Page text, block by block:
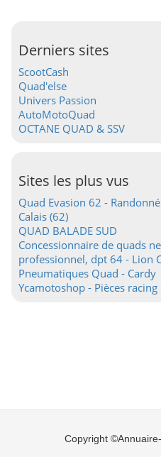
Derniers sites
ScootCash
Quad'else
Univers Passion
AutoMotoQuad
OCTANE QUAD & SSV
Sites les plus vus
Quad Evasion 62 -
Calais (62)
QUAD BALADE SUD
Concessionnaire de quads
professionnel, dpt 64 - Lion
Pneumatiques Quad - Cardy
Ycamotoshop - Pièces racing
Copyright